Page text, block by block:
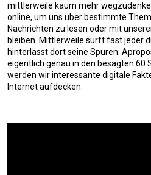
mittlerweile kaum mehr
online, um uns über bestimmte
Nachrichten zu lesen oder mit
bleiben. Mittlerweile surft fast jeder
hinterlässt dort seine Spuren.
eigentlich genau in den besagten 60
werden wir interessante digitale
Internet aufdecken.